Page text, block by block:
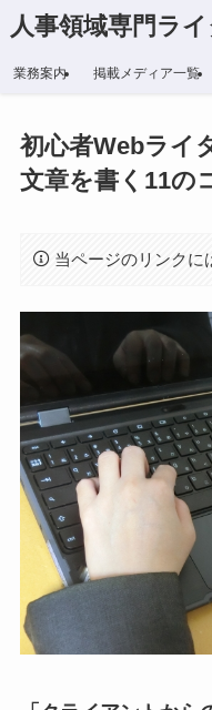
人事領域専門ラ
業務案内 掲載メディア一覧
初心者Webライ
文章を書く11の
当ページのリンクに